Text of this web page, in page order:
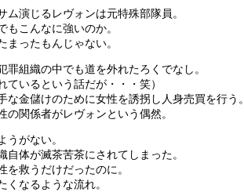
ム演じるレヴォンは元特殊部隊員。
もこんなに強いのか。
まったもんじゃない。
罪組織の中でも道を外れたろくでなし。
ているという話だが・・・笑）
な金儲けのために女性を誘拐し人身売買を行う。
の関係者がレヴォンという偶然。
うがない。
自体が滅茶苦茶にされてしまった。
を救うだけだったのに。
くなるような流れ。